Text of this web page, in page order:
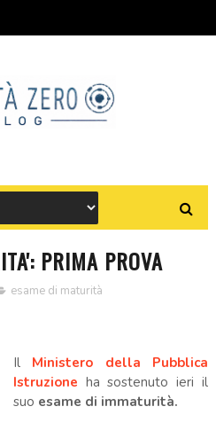
PRIMA PROVA
esame di maturità
Il Ministero della Pubblica
Istruzione ha sostenuto ieri il
suo esame di immaturità.